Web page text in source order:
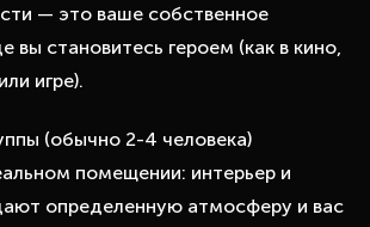
— это ваше собственное
вы становитесь героем (как в кино,
игре).
(обычно 2-4 человека)
помещении: интерьер и
определенную атмосферу и вас